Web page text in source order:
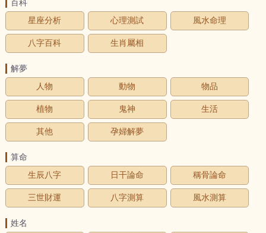
百科
星座分析
心理測試 風水命理
八字百科 生肖屬相
解夢
人物
動物 物品
植物 鬼神 生活
其他 孕婦解夢
算命
生辰八字
日干論命 稱骨論命
三世財運 八字測算 風水測算
姓名